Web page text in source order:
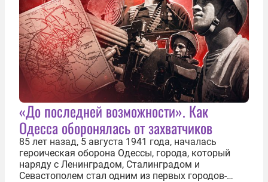
«До последней возможности». Как
Одесса оборонялась от захватчиков
85 лет назад, 5 августа 1941 года, началась
героическая оборона Одессы, города, который
наряду с Ленинградом, Сталинградом и
Севастополем стал одним из первых городов-